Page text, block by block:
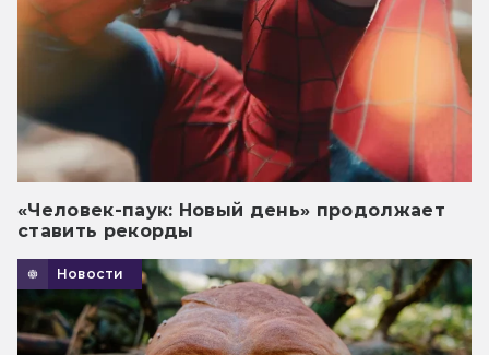
«Человек-паук: Новый день» продолжает
ставить рекорды
Новости